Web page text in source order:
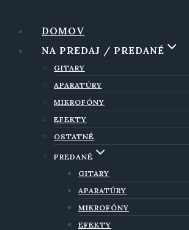
DOMOV
NA PREDAJ / PREDANÉ
GITARY
APARATÚRY
MIKROFÓNY
EFEKTY
OSTATNÉ
PREDANÉ
GITARY
APARATÚRY
MIKROFÓNY
EFEKTY